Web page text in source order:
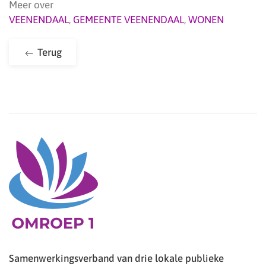
Meer over
VEENENDAAL, GEMEENTE VEENENDAAL, WONEN
Terug
Samenwerkingsverband van drie lokale publieke